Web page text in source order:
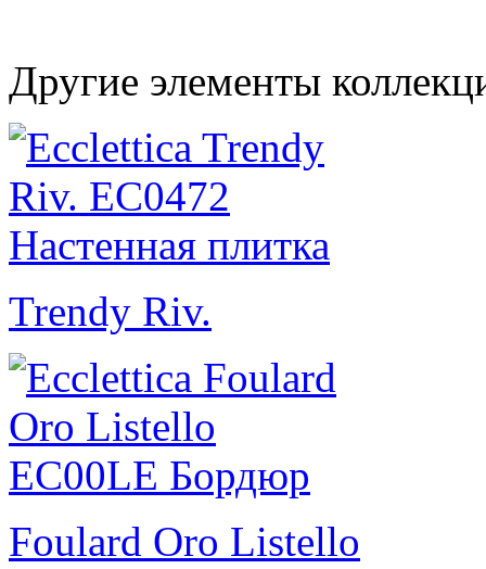
Другие элементы
Trendy Riv.
Foulard Oro Listello